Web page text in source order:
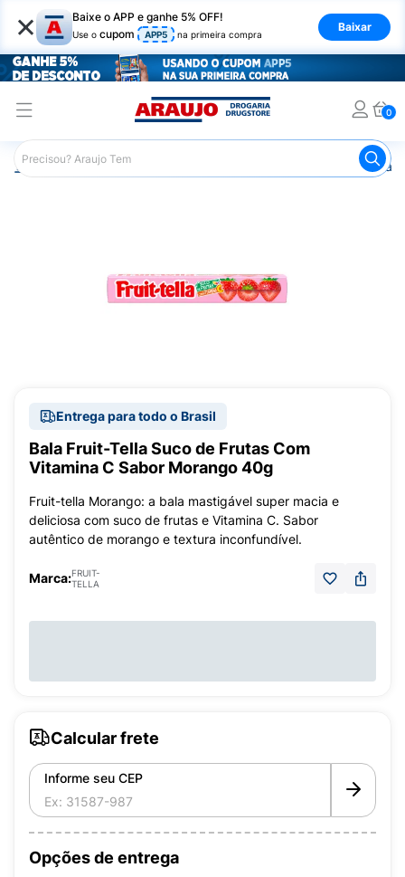
× Baixe o APP e ganhe 5% OFF!
Use o cupom APP5 na primeira compra
Baixar
0
Araujo Mercado
Entrega para todo o Brasil
Bala Fruit-Tella Suco de Frutas Com
Vitamina C Sabor Morango 40g
Fruit-tella Morango: a bala mastigável super macia e
deliciosa com suco de frutas e Vitamina C. Sabor
autêntico de morango e textura inconfundível.
Marca:FRUIT-
TELLA
Calcular frete
Informe seu CEP
Opções de entrega